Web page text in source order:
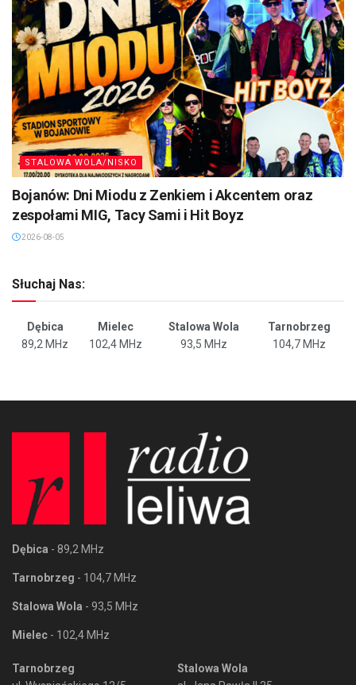
STALOWA WOLA/NISKO
Bojanów: Dni Miodu z Zenkiem i Akcentem oraz
zespołami MIG, Tacy Sami i Hit Boyz
2026-08-05
Słuchaj Nas:
Dębica Mielec Stalowa Wola
Tarnobrzeg
89,2 MHz
102,4 MHz 93,5 MHz 104,7 MHz
Dębica - 89,2 MHz
Tarnobrzeg - 104,7 MHz
Stalowa Wola - 93,5 MHz
Mielec - 102,4 MHz
Tarnobrzeg
Stalowa Wola